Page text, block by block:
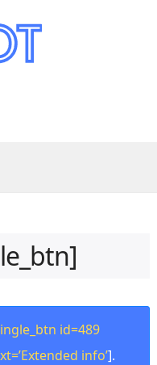
id=489
info’].